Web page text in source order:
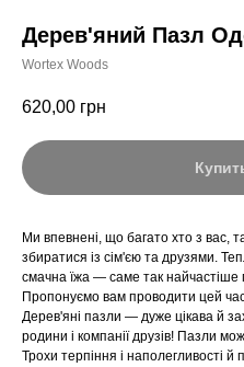
Дерев'яний Пазл
Wortex Woods
620,00 грн
Ми впевнені, що багато хто з вас,
збиратися із сім'єю та друзями.
смачна їжа — саме так найчастіше
Пропонуємо вам проводити цей
Дерев'яні пазли — дуже цікава й
родини і компанії друзів! Пазли
Трохи терпіння і наполегливості